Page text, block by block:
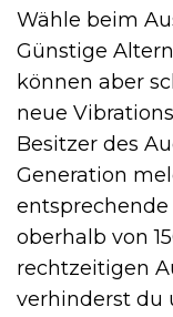
Wähle beim
Günstige
können aber
neue
Besitzer des
Generation
oberhalb von
rechtzeitigen
verhinderst du